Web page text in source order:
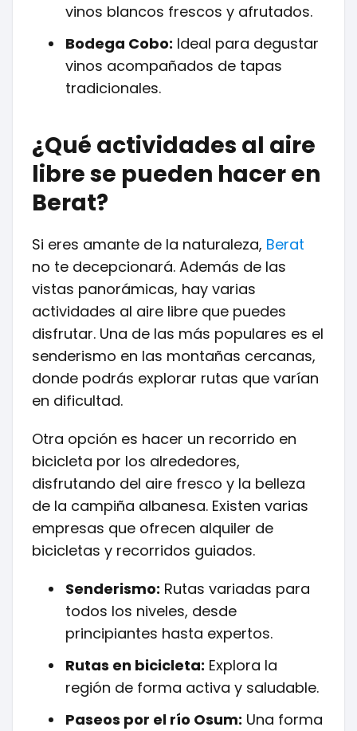
vinos blancos frescos y afrutados.
Bodega Cobo: Ideal para degustar
vinos acompañados de tapas
tradicionales.
¿Qué actividades al aire
libre se pueden hacer en
Berat?
Si eres amante de la naturaleza, Berat
no te decepcionará. Además de las
vistas panorámicas, hay varias
actividades al aire libre que puedes
disfrutar. Una de las más populares es el
senderismo en las montañas cercanas,
donde podrás explorar rutas que varían
en dificultad.
Otra opción es hacer un recorrido en
bicicleta por los alrededores,
disfrutando del aire fresco y la belleza
de la campiña albanesa. Existen varias
empresas que ofrecen alquiler de
bicicletas y recorridos guiados.
Senderismo: Rutas variadas para
todos los niveles, desde
principiantes hasta expertos.
Rutas en bicicleta: Explora la
región de forma activa y saludable.
Paseos por el río Osum: Una forma